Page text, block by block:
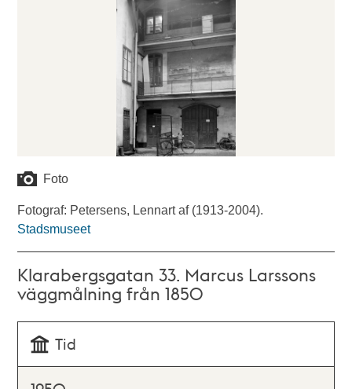
Foto
Fotograf: Petersens, Lennart af (1913-2004).
Stadsmuseet
Klarabergsgatan 33. Marcus Larssons
väggmålning från 1850
Tid